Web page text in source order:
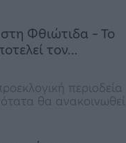
Φθιώτιδα – Το
τον…
περιοδεία
θα ανακοινωθεί